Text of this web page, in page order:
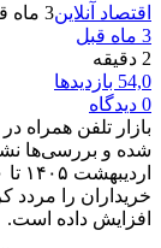
اقتصاد آنلاین3 ماه قبل
3 ماه قبل
2 دقیقه
54,0 بازدیدها
0 دیدگاه
بازار تلفن همراه
شده و بررسی‌ها
خریداران را مردد
افزایش داده است.